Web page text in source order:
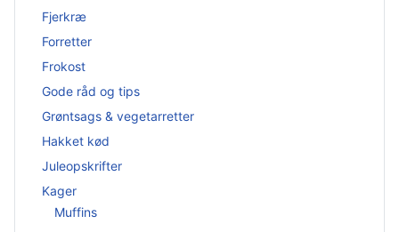
Fjerkræ
Forretter
Frokost
Gode råd og tips
Grøntsags & vegetarretter
Hakket kød
Juleopskrifter
Kager
Muffins